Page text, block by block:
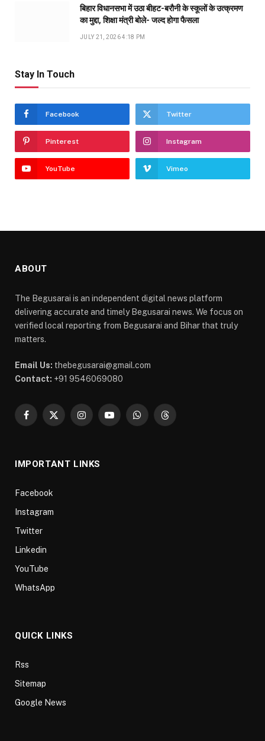
बिहार विधानसभा में उठा बीहट-बरौनी के स्कूलों के उत्क्रमण
का मुद्दा, शिक्षा मंत्री बोले- जल्द होगा फैसला
JULY 21, 2026 4:18 PM
Stay In Touch
Facebook Twitter
Pinterest Instagram
YouTube Vimeo
ABOUT
The Begusarai is an independent digital news platform
delivering accurate and timely Begusarai news. We focus on
verified local reporting from Begusarai and Bihar that truly
matters.
Email Us: thebegusarai@gmail.com
Contact: +91 9546069080
Facebook
X
InstagramYouTubeWhatsAppThreads
IMPORTANT LINKS
Facebook
Instagram
Twitter
Linkedin
YouTube
WhatsApp
QUICK LINKS
Rss
Sitemap
Google News